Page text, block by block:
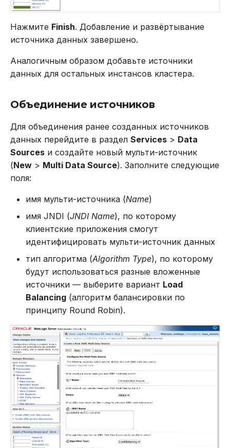
Нажмите Finish. Добавление и развёртывание
источника данных завершено.
Аналогичным образом добавьте источники
данных для остальных инстансов кластера.
Объединение источников
Для объединения ранее созданных источников
данных перейдите в раздел Services > Data
Sources и создайте новый мульти-источник
(New > Multi Data Source). Заполните следующие
поля:
имя мульти-источника (Name)
имя JNDI (JNDI Name), по которому
клиентские приложения смогут
идентифицировать мульти-источник данных
тип алгоритма (Algorithm Type), по которому
будут использоваться разные вложенные
источники — выберите вариант Load
Balancing (алгоритм балансировки по
принципу Round Robin).